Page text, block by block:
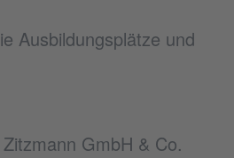
Ausbildungsplätze und
GmbH & Co.